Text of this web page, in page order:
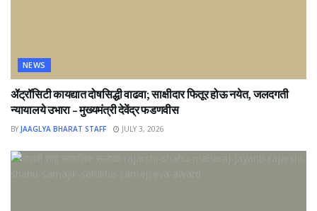
NEWS
ॲट्रॉसिटी कायद्यात दोषसिद्धी वाढवा; साक्षीदार फितूर होऊ नयेत, जलदगती
न्यायालये उभारा – मुख्यमंत्री देवेंद्र फडणवीस
BY JAAGLYA BHARAT STAFF JULY 3, 2026